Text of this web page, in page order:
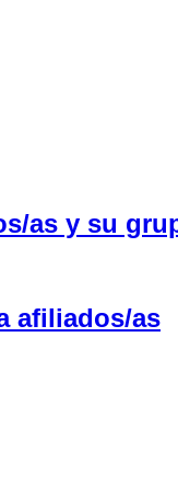
as y su
afiliados/as